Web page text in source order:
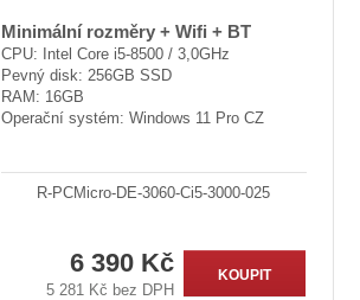
Minimální rozměry + Wifi + BT
CPU: Intel Core i5-8500 / 3,0GHz
Pevný disk: 256GB SSD
RAM: 16GB
Operační systém: Windows 11 Pro CZ
R-PCMicro-DE-3060-Ci5-3000-025
6 390 Kč
5 281 Kč bez DPH
KOUPIT